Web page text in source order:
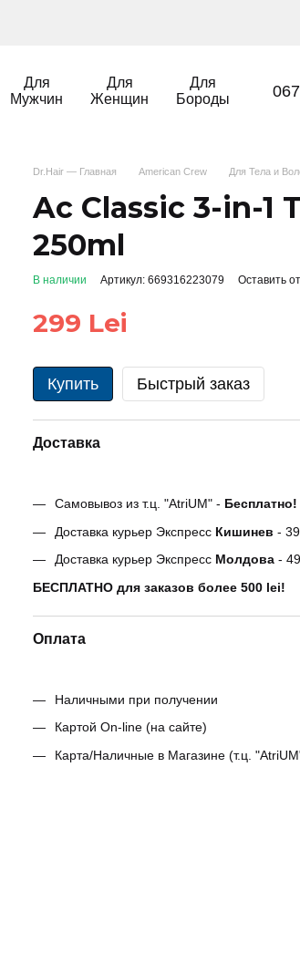
Для
Мужчин
Для
Женщин
Для
Бороды
Dr.Hair — Главная American Crew Для Тела и
Ac Classic 3-in-1
250ml
В наличии Артикул: 669316223079 Оставить
299 Lei
Купить Быстрый заказ
Доставка
Самовывоз из т.ц. "AtriUM" - Бесплатно!
Доставка курьер Экспресс Кишинев -
Доставка курьер Экспресс Молдова -
БЕСПЛАТНО для заказов более 500 lei!
Оплата
Наличными при получении
Картой On-line (на сайте)
Карта/Наличные в Магазине (т.ц.